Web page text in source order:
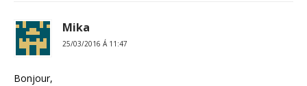
Mika
25/03/2016 Á 11:47
Bonjour,